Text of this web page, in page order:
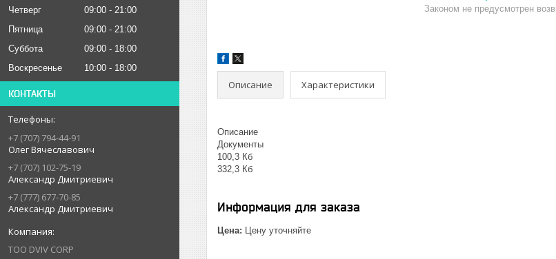
Четверг
09:00
21:00
Пятница
09:00
21:00
Суббота
09:00
18:00
Воскресенье
10:00 18:00
КОНТАКТЫ
+7 (707) 794-44-91
Олег Вячеславович
+7 (707) 102-75-19
Александр Дмитриевич
+7 (777) 677-70-85
Александр Дмитриевич
ТОО DVIV CORP
Законом не предусмотрен
Описание Характеристики
Описание
Документы
100,3 Кб
332,3 Кб
Информация для заказа
Цена: Цену уточняйте